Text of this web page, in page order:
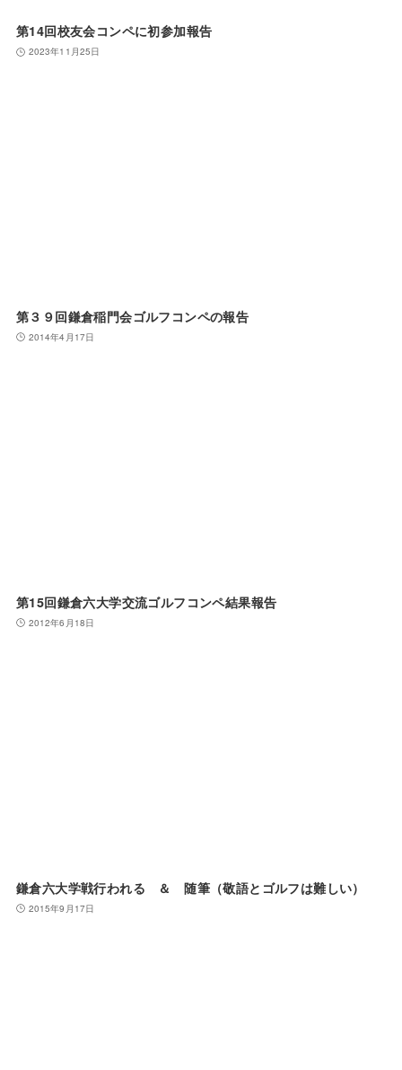
第14回校友会コンペに初参加報告
2023年11月25日
第３９回鎌倉稲門会ゴルフコンペの報告
2014年4月17日
第15回鎌倉六大学交流ゴルフコンペ結果報告
2012年6月18日
鎌倉六大学戦行われる ＆ 随筆（敬語とゴルフは難しい）
2015年9月17日